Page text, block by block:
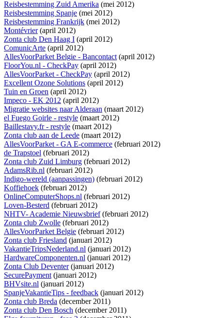
Reisbestemming Zuid Amerika (mei 2012)
Reisbestemming Spanje (mei 2012)
Reisbestemming Frankrijk (mei 2012)
Montévrier(april 2012)
Zonta club Den Haag I (april 2012)
ComunicArte (april 2012)
AllesVoorParket Belgie - Bancontact(april 2012)
FloorYou.nl - CheckPay (april 2012)
AllesVoorParket - CheckPay (april 2012)
Excellent Ozone Solutions (april 2012)
Tuin en Groen (april 2012)
Impeco - EK 2012 (april 2012)
Migratie websites naar Alderaan (maart 2012)
el Fuego Goirle - restyle (maart 2012)
Baillestavy.fr - restyle (maart 2012)
Zonta club aan de Leede (maart 2012)
AllesVoorParket - GA E-commerce (februari 2012)
de Trapstoel (februari 2012)
Zonta club Zuid Limburg (februari 2012)
AdamsRib.nl (februari 2012)
Indigo-wereld (aanpassingen) (februari 2012)
Koffiehoek (februari 2012)
OnlineComputerShops.nl (februari 2012)
Loven-Besterd (februari 2012)
NHTV- Academie Nieuwsbrief(februari 2012)
Zonta club Zwolle (februari 2012)
AllesVoorParket Belgie (februari 2012)
Zonta club Friesland (januari 2012)
VakantieTripsNederland.nl (januari 2012)
HardwareComponenten.nl (januari 2012)
Zonta Club Deventer(januari 2012)
SecurePayment(januari 2012)
BHVsite.nl (januari 2012)
SpanjeVakantieTips - feedback (januari 2012)
Zonta club Breda (december 2011)
Zonta club Den Bosch (december 2011)